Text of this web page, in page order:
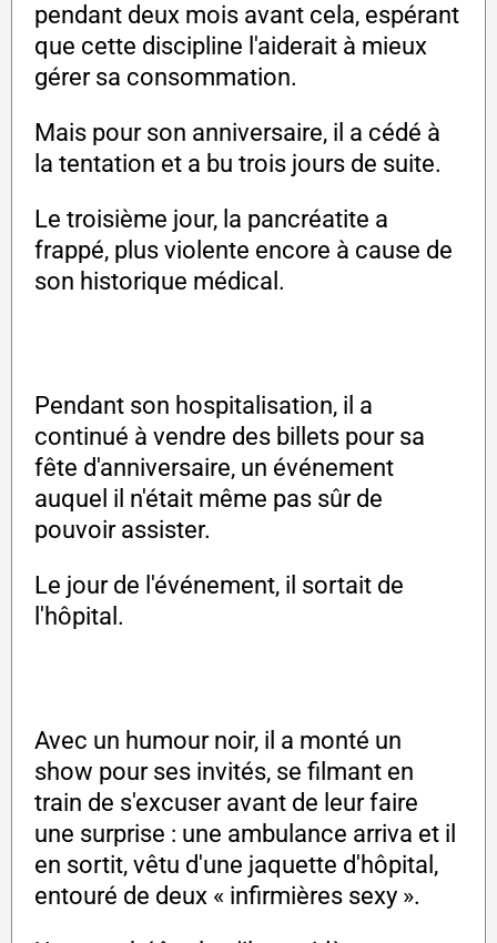
pendant deux mois avant cela, espérant
que cette discipline l'aiderait à mieux
gérer sa consommation.
Mais pour son anniversaire, il a cédé à
la tentation et a bu trois jours de suite.
Le troisième jour, la pancréatite a
frappé, plus violente encore à cause de
son historique médical.
Pendant son hospitalisation, il a
continué à vendre des billets pour sa
fête d'anniversaire, un événement
auquel il n'était même pas sûr de
pouvoir assister.
Le jour de l'événement, il sortait de
l'hôpital.
Avec un humour noir, il a monté un
show pour ses invités, se filmant en
train de s'excuser avant de leur faire
une surprise : une ambulance arriva et il
en sortit, vêtu d'une jaquette d'hôpital,
entouré de deux « infirmières sexy ».